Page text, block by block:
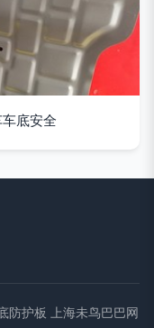
底安全
防护板 上海未鸟巴巴网